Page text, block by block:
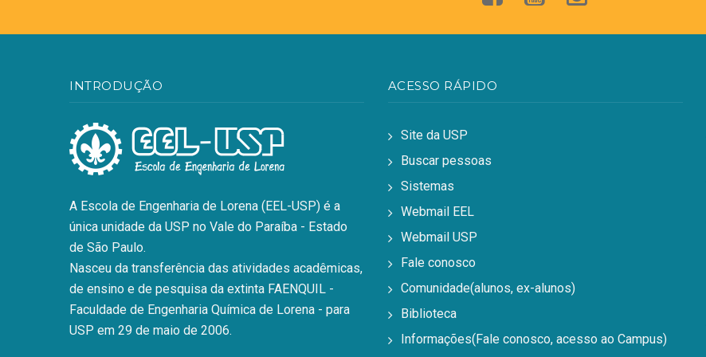
INTRODUÇÃO
A Escola de Engenharia de Lorena (EEL-USP) é a
única unidade da USP no Vale do Paraíba - Estado
de São Paulo.
Nasceu da transferência das atividades acadêmicas,
de ensino e de pesquisa da extinta FAENQUIL -
Faculdade de Engenharia Química de Lorena - para
USP em 29 de maio de 2006.
ACESSO RÁPIDO
Site da USP
Buscar pessoas
Sistemas
Webmail EEL
Webmail USP
Fale conosco
Comunidade(alunos, ex-alunos)
Biblioteca
Informações(Fale conosco, acesso ao Campus)